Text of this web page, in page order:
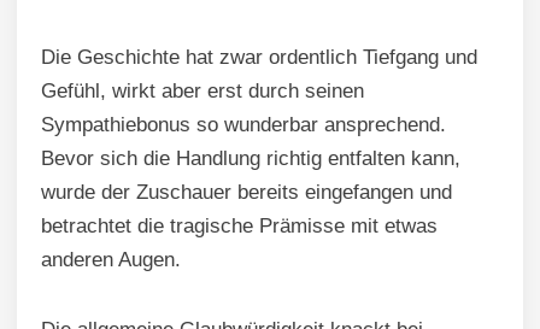
Die Geschichte hat zwar ordentlich Tiefgang und
Gefühl, wirkt aber erst durch seinen
Sympathiebonus so wunderbar ansprechend.
Bevor sich die Handlung richtig entfalten kann,
wurde der Zuschauer bereits eingefangen und
betrachtet die tragische Prämisse mit etwas
anderen Augen.